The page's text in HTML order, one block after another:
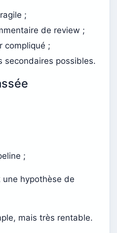
;
de review ;
compliqué ;
secondaires possibles.
;
hypothèse de
mais très rentable.